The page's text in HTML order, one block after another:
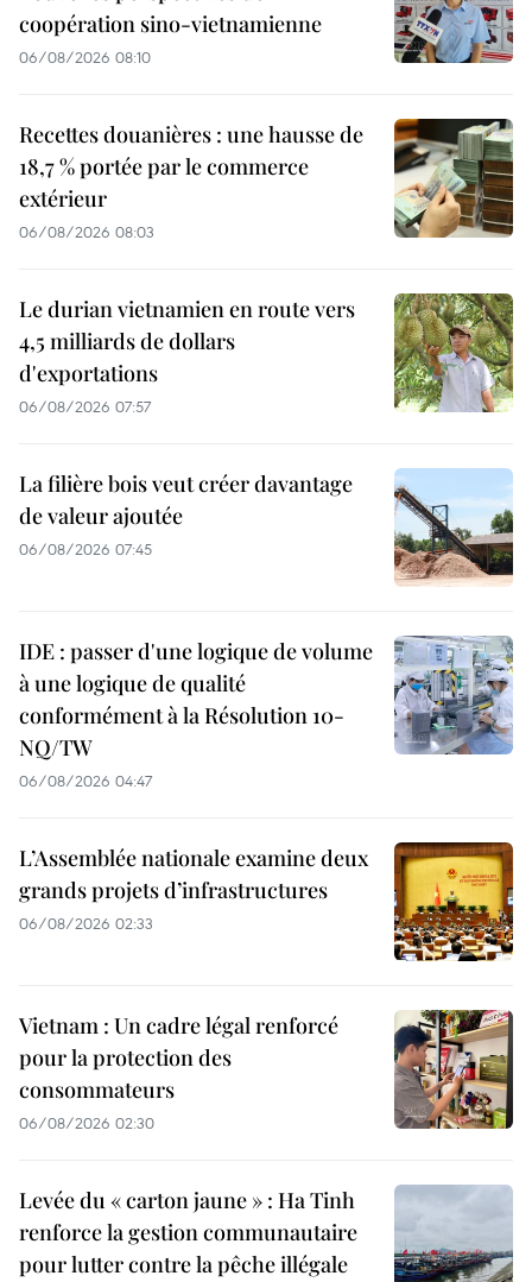
coopération sino-vietnamienne
06/08/2026 08:10
Recettes douanières : une hausse de
18,7 % portée par le commerce
extérieur
06/08/2026 08:03
Le durian vietnamien en route vers
4,5 milliards de dollars
d'exportations
06/08/2026 07:57
La filière bois veut créer davantage
de valeur ajoutée
06/08/2026 07:45
IDE : passer d'une logique de volume
à une logique de qualité
conformément à la Résolution 10-
NQ/TW
06/08/2026 04:47
L’Assemblée nationale examine deux
grands projets d’infrastructures
06/08/2026 02:33
Vietnam : Un cadre légal renforcé
pour la protection des
consommateurs
06/08/2026 02:30
Levée du « carton jaune » : Ha Tinh
renforce la gestion communautaire
pour lutter contre la pêche illégale